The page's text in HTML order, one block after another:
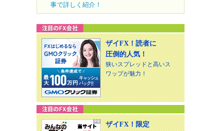
事で詳しく紹介！
ザイFX！読者に
圧倒的人気！
狭いスプレッドと高いス
ワップが魅力！
ザイFX！限定